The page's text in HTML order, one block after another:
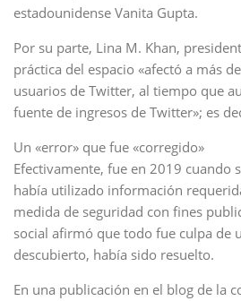
estadounidense Vanita Gupta.
Por su parte, Lina M. Khan,
práctica del espacio «afectó a más
usuarios de Twitter, al tiempo que
fuente de ingresos de Twitter»; es
Un «error» que fue «corregido»
Efectivamente, fue en 2019 cuando
había utilizado información
medida de seguridad con fines
social afirmó que todo fue culpa de
descubierto, había sido resuelto.
En una publicación en el blog de la